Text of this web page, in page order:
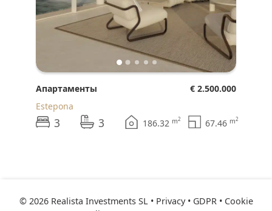
Апартаменты
€ 2.500.000
Estepona
3 3 186.32 m2 67.46 m2
© 2026 Realista Investments SL • Privacy • GDPR• Cookie